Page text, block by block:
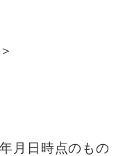
月日時点のもの